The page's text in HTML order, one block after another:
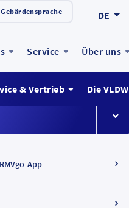
Gebärdensprache DE
App
Service Über uns
& Vertrieb Die VLDW